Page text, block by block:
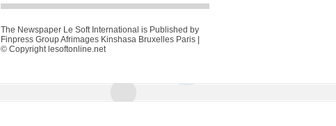
The Newspaper Le Soft International is Published by
Finpress Group Afrimages Kinshasa Bruxelles Paris |
© Copyright lesoftonline.net